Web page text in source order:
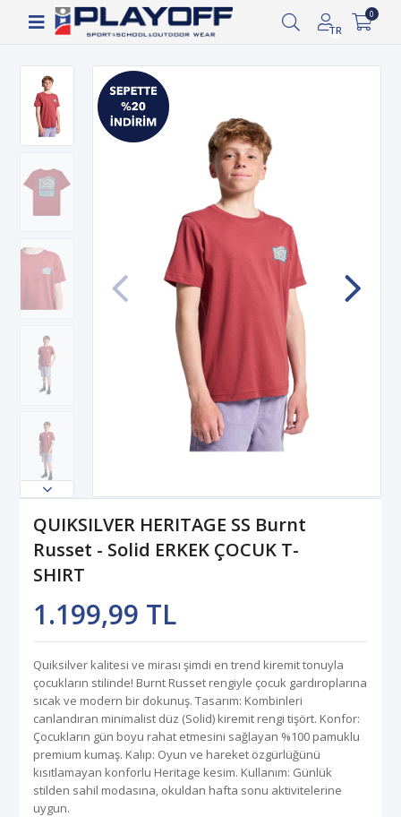
Siparişin 2-8 iş günü arasında kargoya verilecektir.
TR
0
QUIKSILVER HERITAGE SS Burnt
Russet - Solid ERKEK ÇOCUK T-
SHIRT
1.199,99 TL
Quiksilver kalitesi ve mirası şimdi en trend kiremit tonuyla
çocukların stilinde! Burnt Russet rengiyle çocuk gardıroplarına
sıcak ve modern bir dokunuş. Tasarım: Kombinleri
canlandıran minimalist düz (Solid) kiremit rengi tişört. Konfor:
Çocukların gün boyu rahat etmesini sağlayan %100 pamuklu
premium kumaş. Kalıp: Oyun ve hareket özgürlüğünü
kısıtlamayan konforlu Heritage kesim. Kullanım: Günlük
stilden sahil modasına, okuldan hafta sonu aktivitelerine
uygun.